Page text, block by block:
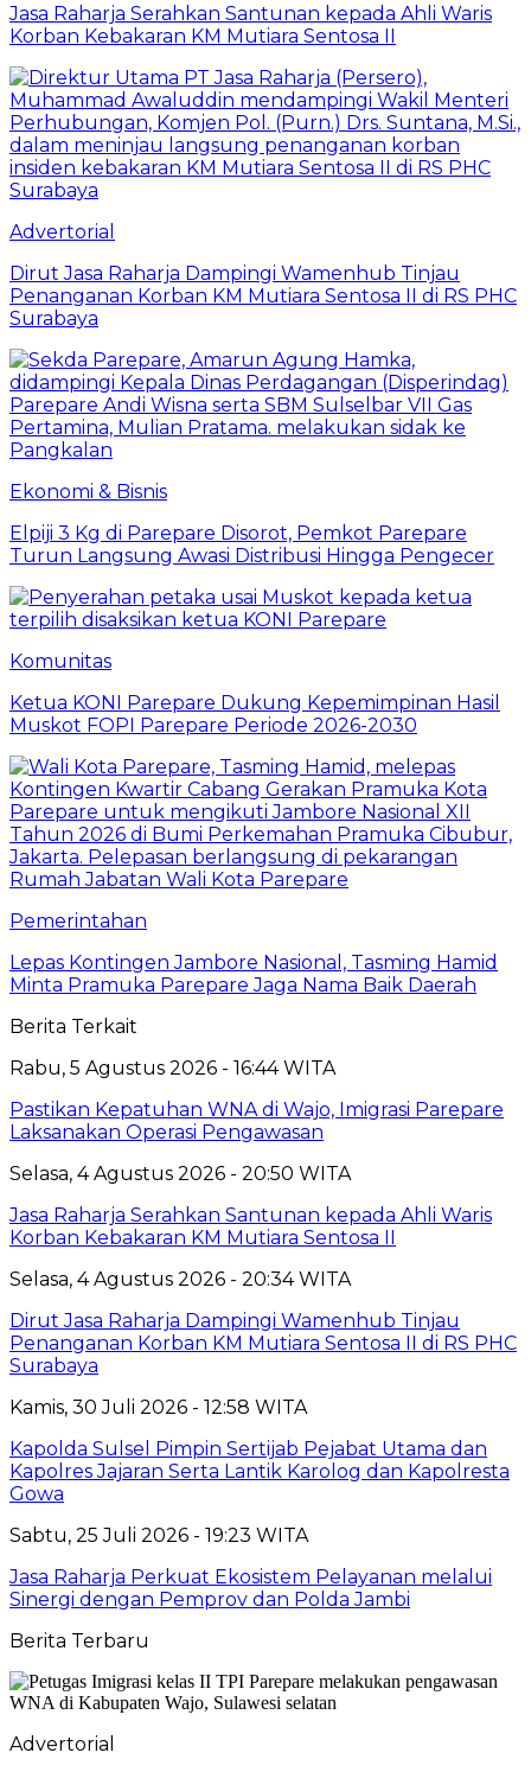
Jasa Raharja Serahkan Santunan kepada Ahli Waris
Korban Kebakaran KM Mutiara Sentosa II
Advertorial
Dirut Jasa Raharja Dampingi Wamenhub Tinjau
Penanganan Korban KM Mutiara Sentosa II di RS PHC
Surabaya
Ekonomi & Bisnis
Elpiji 3 Kg di Parepare Disorot, Pemkot Parepare
Turun Langsung Awasi Distribusi Hingga Pengecer
Komunitas
Ketua KONI Parepare Dukung Kepemimpinan Hasil
Muskot FOPI Parepare Periode 2026-2030
Pemerintahan
Lepas Kontingen Jambore Nasional, Tasming Hamid
Minta Pramuka Parepare Jaga Nama Baik Daerah
Berita Terkait
Rabu, 5 Agustus 2026 - 16:44 WITA
Pastikan Kepatuhan WNA di Wajo, Imigrasi Parepare
Laksanakan Operasi Pengawasan
Selasa, 4 Agustus 2026 - 20:50 WITA
Jasa Raharja Serahkan Santunan kepada Ahli Waris
Korban Kebakaran KM Mutiara Sentosa II
Selasa, 4 Agustus 2026 - 20:34 WITA
Dirut Jasa Raharja Dampingi Wamenhub Tinjau
Penanganan Korban KM Mutiara Sentosa II di RS PHC
Surabaya
Kamis, 30 Juli 2026 - 12:58 WITA
Kapolda Sulsel Pimpin Sertijab Pejabat Utama dan
Kapolres Jajaran Serta Lantik Karolog dan Kapolresta
Gowa
Sabtu, 25 Juli 2026 - 19:23 WITA
Jasa Raharja Perkuat Ekosistem Pelayanan melalui
Sinergi dengan Pemprov dan Polda Jambi
Berita Terbaru
Advertorial